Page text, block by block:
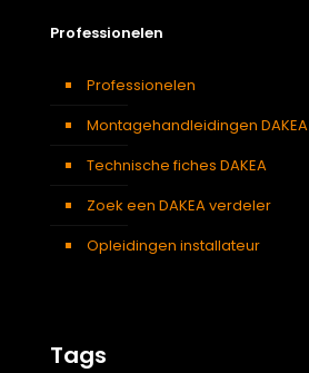
Professionelen
Professionelen
Montagehandleidingen DAKEA
Technische fiches DAKEA
Zoek een DAKEA verdeler
Opleidingen installateur
Tags